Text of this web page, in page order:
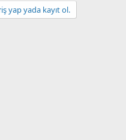
yap yada kayıt ol.